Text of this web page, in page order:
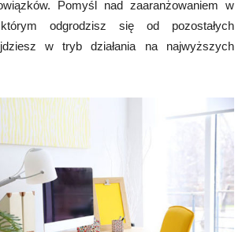
Pomyśl nad zaaranżowaniem w
odgrodzisz się od pozostałych
w tryb działania na najwyższych